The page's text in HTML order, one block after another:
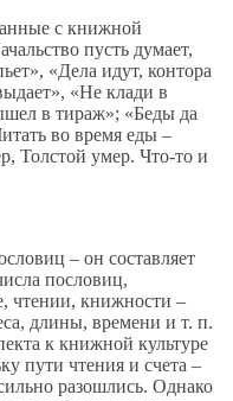
с книжной
пусть думает,
«Дела идут, контора
«Не клади в
в тираж»; «Беды да
во время еды –
Толстой умер. Что-то и
– он составляет
пословиц,
чтении, книжности –
длины, времени и т. п.
к книжной культуре
пути чтения и счета –
разошлись. Однако